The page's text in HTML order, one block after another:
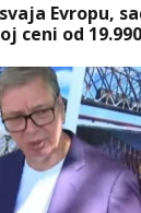
Evropu,
ceni od